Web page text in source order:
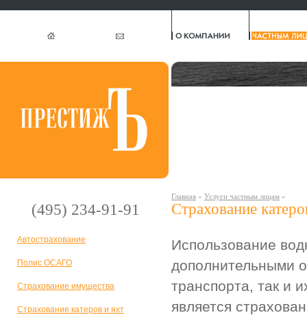
(495) 234-91-91
Автострахование
Полис ОСАГО
Страхование имущества
Страхование катеров и яхт
Главная » Услуги частным лицам »
Страхование
Использование
дополнительными
транспорта, так и
является